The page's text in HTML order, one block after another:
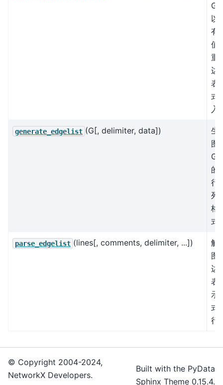
G
以
有
值
重
边
表
式
入
generate_edgelist (G[, delimiter, data])
生
图
G
的
行
列
格
式
parse_edgelist (lines[, comments, delimiter, ...])
解
图
边
表
示
式
行
© Copyright 2004-2024,
NetworkX Developers.
Built with the PyData
Sphinx Theme 0.15.4.